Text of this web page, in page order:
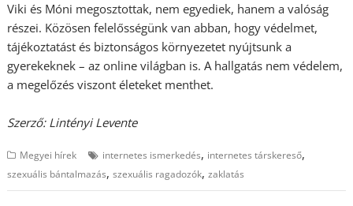
Viki és Móni megosztottak, nem egyediek, hanem a valóság
részei. Közösen felelősségünk van abban, hogy védelmet,
tájékoztatást és biztonságos környezetet nyújtsunk a
gyerekeknek – az online világban is. A hallgatás nem védelem,
a megelőzés viszont életeket menthet.
Szerző: Lintényi Levente
Megyei hírek internetes ismerkedés, internetes társkereső,
szexuális bántalmazás,szexuális ragadozók,zaklatás